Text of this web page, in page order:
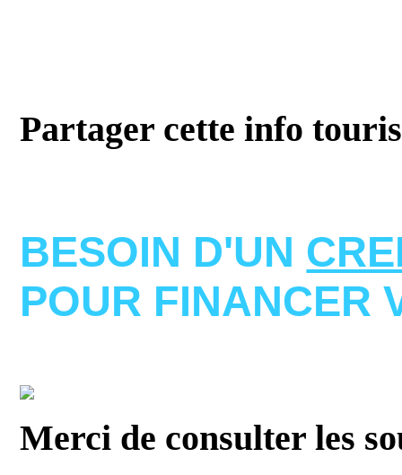
Partager cette info
BESOIN D'UN
POUR FINANCER
Merci de consulter les